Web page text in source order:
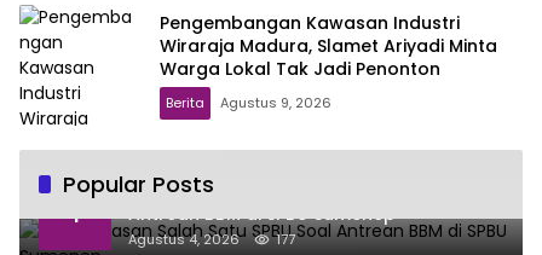
Pengembangan Kawasan Industri
Wiraraja Madura, Slamet Ariyadi Minta
Warga Lokal Tak Jadi Penonton
Berita Agustus 9, 2026
Popular Posts
1
Ini Penjelasan Salah Satu SPBU Soal
Antrean BBM di SPBU Sumenep
Agustus 4, 2026 177